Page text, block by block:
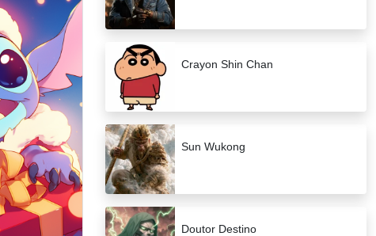
Crayon Shin Chan
Sun Wukong
Doutor Destino